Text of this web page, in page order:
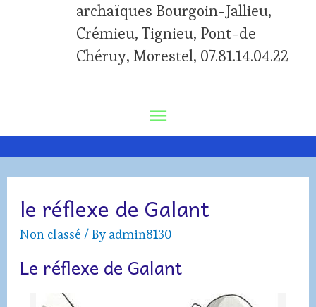
archaïques Bourgoin-Jallieu,
Crémieu, Tignieu, Pont-de
Chéruy, Morestel, 07.81.14.04.22
Main
Menu
le réflexe de Galant
Non classé / By admin8130
Le réflexe de Galant